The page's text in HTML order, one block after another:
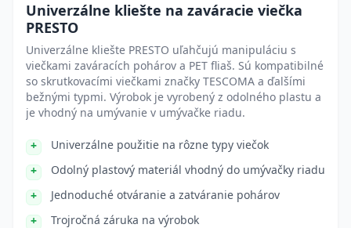
Univerzálne kliešte na zaváracie viečka
PRESTO
Univerzálne kliešte PRESTO uľahčujú manipuláciu s
viečkami zaváracích pohárov a PET fliaš. Sú kompatibilné
so skrutkovacími viečkami značky TESCOMA a ďalšími
bežnými typmi. Výrobok je vyrobený z odolného plastu a
je vhodný na umývanie v umývačke riadu.
Univerzálne použitie na rôzne typy viečok
Odolný plastový materiál vhodný do umývačky riadu
Jednoduché otváranie a zatváranie pohárov
Trojročná záruka na výrobok